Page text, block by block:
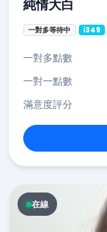
純情大白
一對多等待中 i349
一對多點數
一對一點數
滿意度評分
在線